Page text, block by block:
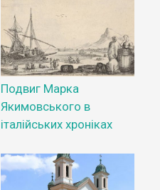
Подвиг Марка
Якимовського в
італійських хроніках